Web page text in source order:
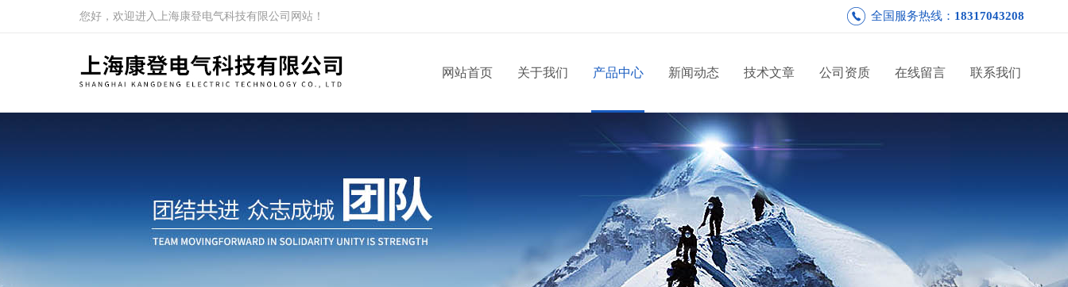
您好，欢迎进入上海康登电气科技有限公司网站！ 全国服务热线： 18317043208
网站首页 关于我们 产品中心 新闻动态 技术文章 公司资质 在线留言 联系我们